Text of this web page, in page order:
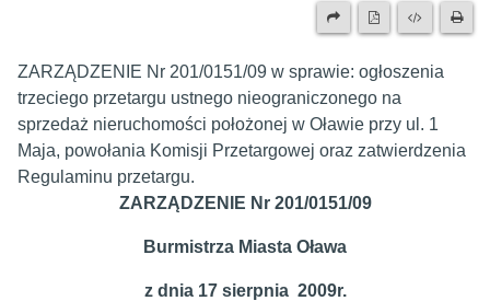
ZARZĄDZENIE Nr 201/0151/09 w sprawie: ogłoszenia
trzeciego przetargu ustnego nieograniczonego na
sprzedaż nieruchomości położonej w Oławie przy ul. 1
Maja, powołania Komisji Przetargowej oraz zatwierdzenia
Regulaminu przetargu.
ZARZĄDZENIE Nr 201/0151/09
Burmistrza Miasta Oława
z dnia 17 sierpnia 2009r.